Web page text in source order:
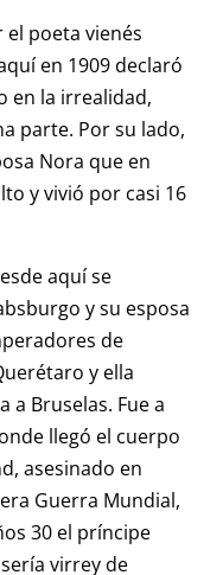
el poeta vienés
en 1909 declaró
en la irrealidad,
parte. Por su lado,
Nora que en
y vivió por casi 16
aquí se
y su esposa
de
y ella
a Bruselas. Fue a
llegó el cuerpo
asesinado en
Guerra Mundial,
30 el príncipe
virrey de